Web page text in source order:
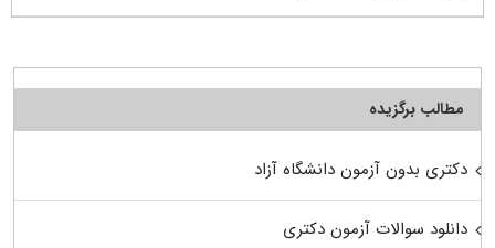
مطالب برگزیده
دکتری بدون آزمون دانشگاه آزاد
دانلود سوالات آزمون دکتری